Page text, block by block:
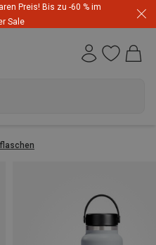
Preis! Bis zu -60 % im
Sale